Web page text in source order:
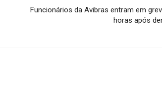
Funcionários da Avibras entram em
horas após